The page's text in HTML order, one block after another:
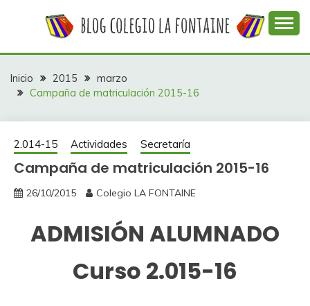
COLEGIO LA
FONTAINE
colegio La Fontaine
Inicio 2015
marzo
Campaña de matriculación 2015-16
2.014-15 Actividades Secretaría
Campaña de matriculación 2015-16
26/10/2015 Colegio LA FONTAINE
ADMISIÓN ALUMNADO
Curso 2.015-16